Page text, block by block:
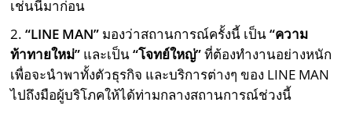
เช่นนี้มาก่อน
2. “LINE MAN” มองว่าสถานการณ์ครั้งนี้ เป็น“ความ
ท้าทายใหม่” และเป็น“โจทย์ใหญ่”ที่ต้องทำงานอย่างหนัก
เพื่อจะนำพาทั้งตัวธุรกิจ และบริการต่างๆ ของ LINE MAN
ไปถึงมือผู้บริโภคให้ได้ท่ามกลางสถานการณ์ช่วงนี้